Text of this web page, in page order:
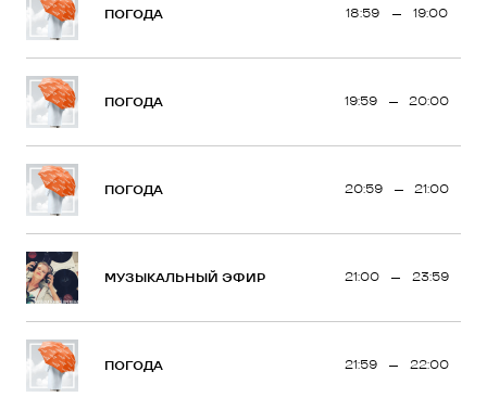
ПОГОДА 18:59 19:00
ПОГОДА 19:59 20:00
ПОГОДА 20:59 21:00
МУЗЫКАЛЬНЫЙ ЭФИР 21:00 23:59
ПОГОДА 21:59 22:00